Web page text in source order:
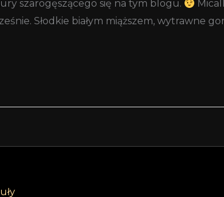
szarogęszącego się na tym blogu.
Słodkie białym miąższem, wytrawne